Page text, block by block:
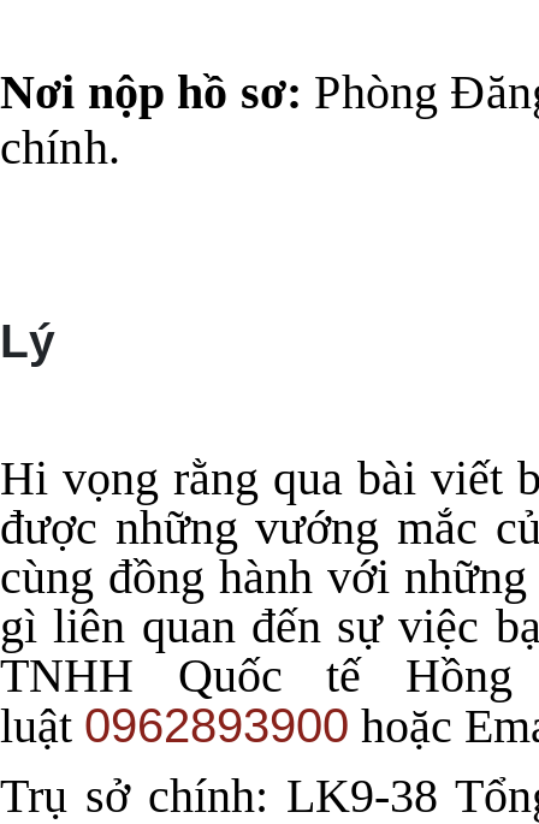
Nơi nộp hồ sơ: Phòng
chính.
Lý
Hi vọng rằng qua bài viết
được những vướng mắc
cùng đồng hành với
gì liên quan đến sự việc
TNHH Quốc tế
luật 0962893900 hoặc
Trụ sở chính: LK9-38